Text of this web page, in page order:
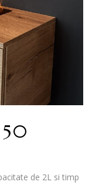
50
de 2L si timp